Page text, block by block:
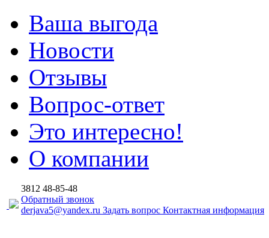
Ваша выгода
Новости
Отзывы
Вопрос-ответ
Это интересно!
О компании
3812 48-85-48
Обратный звонок
derjava5@yandex.ru Задать вопрос Контактная информация